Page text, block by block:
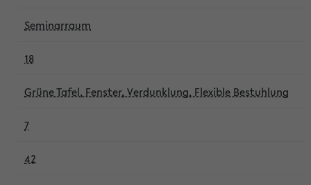
Seminarraum
18
Grüne Tafel, Fenster, Verdunklung, Flexible Bestuhlung
7
42